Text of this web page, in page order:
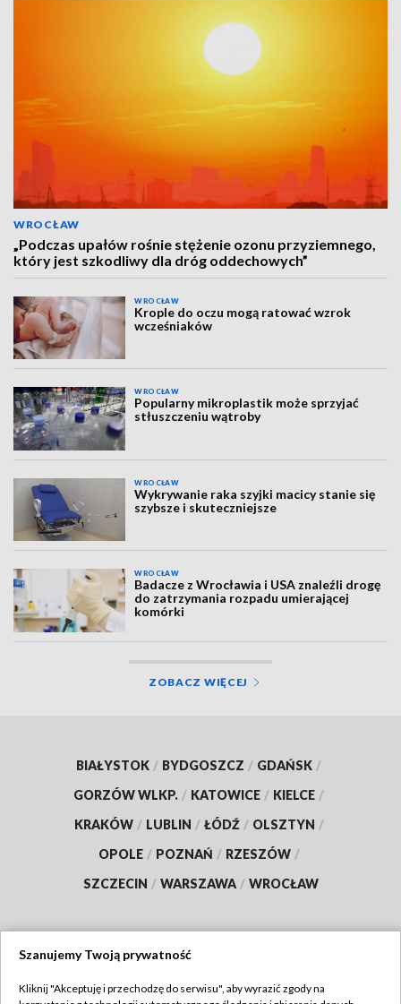
WROCŁAW
„Podczas upałów rośnie stężenie ozonu przyziemnego,
który jest szkodliwy dla dróg oddechowych”
WROCŁAW
Krople do oczu mogą ratować wzrok
wcześniaków
WROCŁAW
Popularny mikroplastik może sprzyjać
stłuszczeniu wątroby
WROCŁAW
Wykrywanie raka szyjki macicy stanie się
szybsze i skuteczniejsze
WROCŁAW
Badacze z Wrocławia i USA znaleźli drogę
do zatrzymania rozpadu umierającej
komórki
ZOBACZ WIĘCEJ
BIAŁYSTOK / BYDGOSZCZ / GDAŃSK /
GORZÓW WLKP. / KATOWICE / KIELCE /
KRAKÓW / LUBLIN / ŁÓDŹ / OLSZTYN /
OPOLE / POZNAŃ / RZESZÓW /
SZCZECIN / WARSZAWA / WROCŁAW
Szanujemy Twoją prywatność
Kliknij "Akceptuję i przechodzę do serwisu", aby wyrazić zgody na